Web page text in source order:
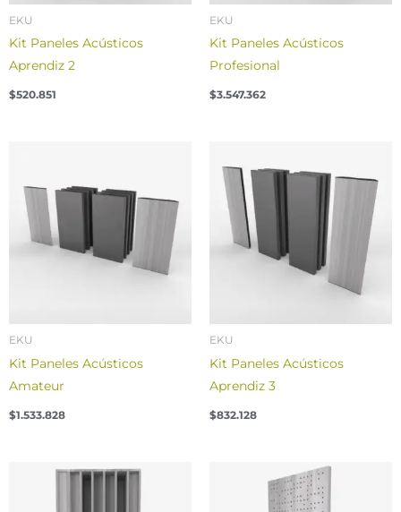
EKU
Kit Paneles Acústicos
Aprendiz 2
$520.851
EKU
Kit Paneles Acústicos
Profesional
$3.547.362
EKU
Kit Paneles Acústicos
Amateur
$1.533.828
EKU
Kit Paneles Acústicos
Aprendiz 3
$832.128